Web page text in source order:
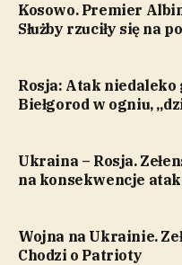
Kosowo. Premier
Służby rzuciły się na
Rosja: Atak
Biełgorod w ogniu,
Ukraina – Rosja.
na konsekwencje
Wojna na Ukrainie.
Chodzi o Patrioty